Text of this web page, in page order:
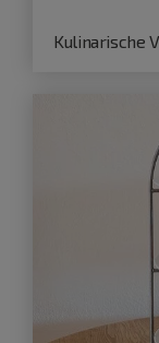
Kulinarische